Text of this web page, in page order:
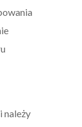
należy